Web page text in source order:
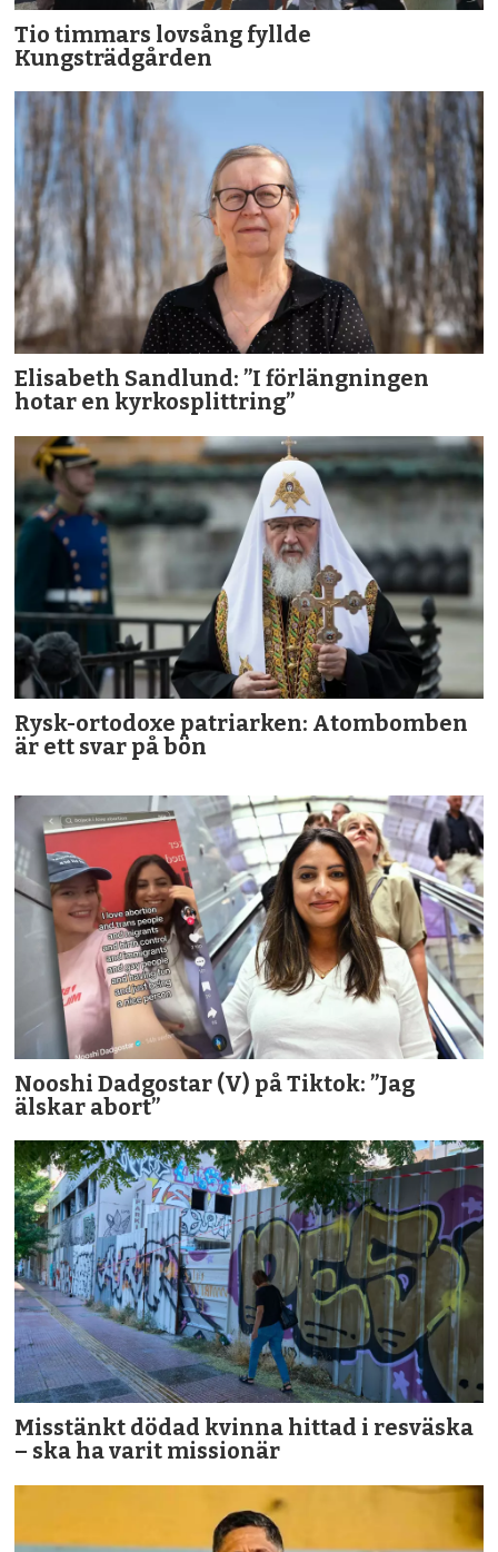
Tio timmars lovsång fyllde
Kungsträdgården
Elisabeth Sandlund: ”I förlängningen
hotar en kyrkosplittring”
Rysk-ortodoxe patriarken: Atombomben
är ett svar på bön
Nooshi Dadgostar (V) på Tiktok: ”Jag
älskar abort”
Misstänkt dödad kvinna hittad i resväska
– ska ha varit missionär